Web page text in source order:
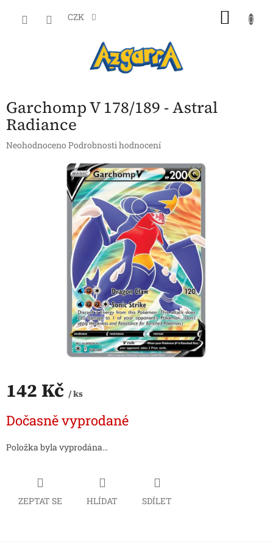
CZK
Garchomp V 178/189 - Astral
Radiance
Průměrné
Neohodnoceno Podrobnosti hodnocení
142 Kč / ks
cena:
Dočasně vyprodané
Položka byla vyprodána…
ZEPTAT SE HLÍDAT SDÍLET